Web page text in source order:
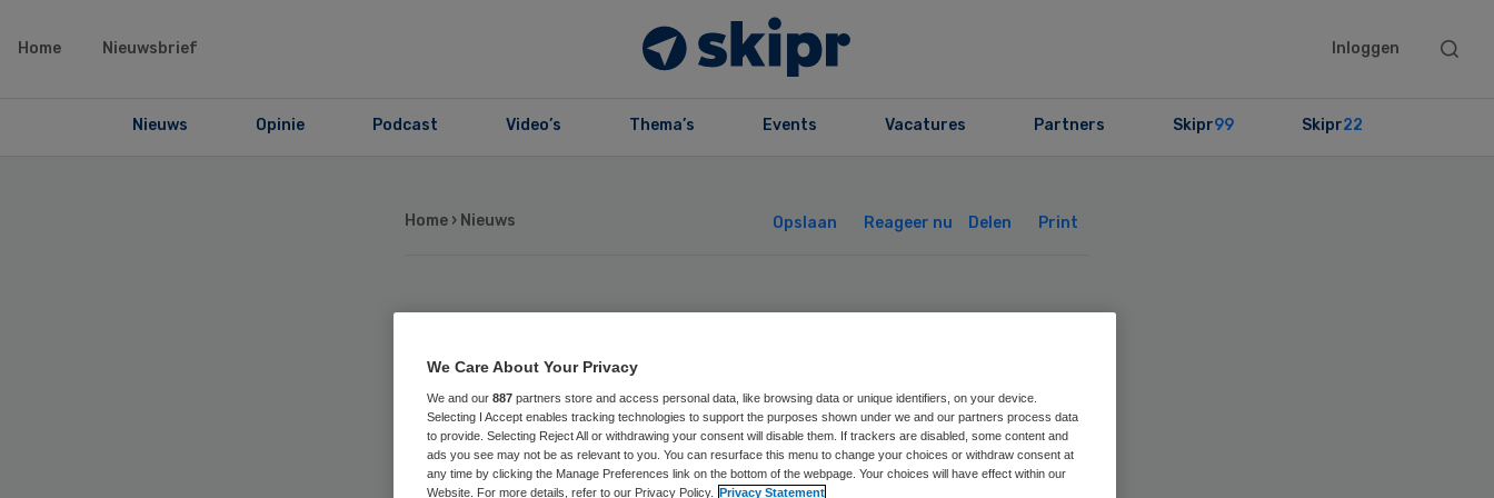
Home Nieuwsbrief Inloggen
Search
Nieuws Opinie Podcast Video’s Thema’s Events Vacatures Partners Skipr99 Skipr22
Home › Nieuws Opslaan Reageer nu Delen Print
Orde wil geen
‘minimum-
specialisten’
We Care About Your Privacy
We and our 887 partners store and access personal data, like browsing data or unique identifiers, on your device.
Selecting I Accept enables tracking technologies to support the purposes shown under we and our partners process data
to provide. Selecting Reject All or withdrawing your consent will disable them. If trackers are disabled, some content and
ads you see may not be as relevant to you. You can resurface this menu to change your choices or withdraw consent at
any time by clicking the Manage Preferences link on the bottom of the webpage. Your choices will have effect within our
Website. For more details, refer to our Privacy Policy. Privacy Statement